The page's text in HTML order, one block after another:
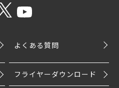
よくある質問
フライヤーダウンロード